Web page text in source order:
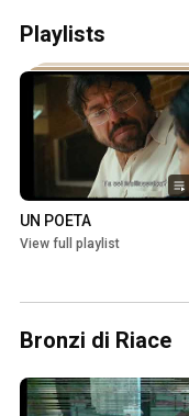
Playlists
UN POETA
View full playlist
Bronzi di Riace